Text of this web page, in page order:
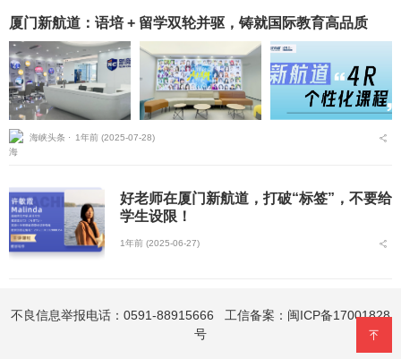
厦门新航道：语培 + 留学双轮并驱，铸就国际教育高品质
海峡头条 ⋅ 1年前 (2025-07-28)
好老师在厦门新航道，打破“标签”，不要给
学生设限！
1年前 (2025-06-27)
不良信息举报电话：0591-88915666 工信备案： 闽ICP备17001828
号